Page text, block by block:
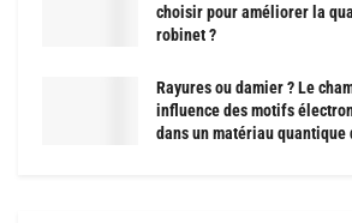
choisir pour améliorer la
robinet ?
Rayures ou damier ? Le
influence des motifs
dans un matériau quantique